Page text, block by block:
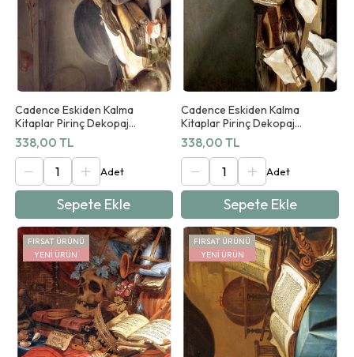
Cadence Eskiden Kalma
Kitaplar Pirinç Dekopaj
Koleksiyonu Ab 03 90x125cm
338,00 TL
Sepete Ekle
Cadence Eskiden Kalma
Kitaplar Pirinç Dekopaj
Koleksiyonu Ab 04 90x125cm
338,00 TL
Sepete Ekle
YENI ÜRÜN
FIRSAT ÜRÜNÜ
YENI ÜRÜN
FIRSAT ÜRÜNÜ